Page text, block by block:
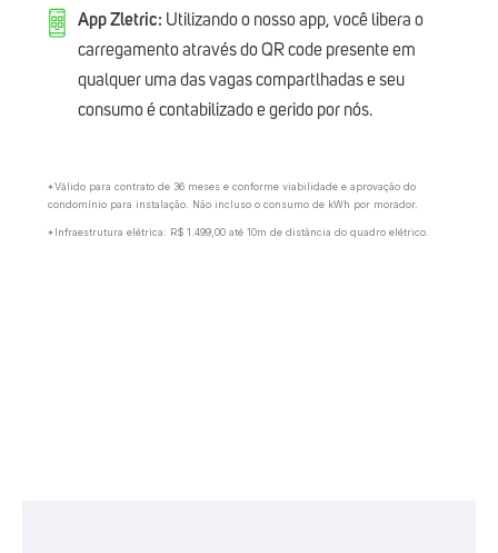
App Zletric: Utilizando o nosso app, você libera o
carregamento através do QR code presente em
qualquer uma das vagas compartlhadas e seu
consumo é contabilizado e gerido por nós.
*Válido para contrato de 36 meses e conforme viabilidade e aprovação do
condomínio para instalação. Não incluso o consumo de kWh por morador.
*Infraestrutura elétrica: R$ 1.499,00 até 10m de distância do quadro elétrico.